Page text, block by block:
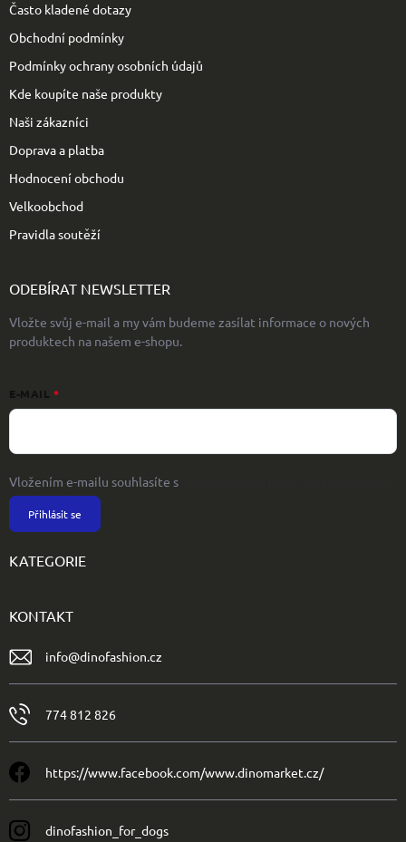
Často kladené dotazy
Obchodní podmínky
Podmínky ochrany osobních údajů
Kde koupíte naše produkty
Naši zákazníci
Doprava a platba
Hodnocení obchodu
Velkoobchod
Pravidla soutěží
ODEBÍRAT NEWSLETTER
Vložte svůj e-mail a my vám budeme zasílat informace o nových
produktech na našem e-shopu.
E-MAIL
Vložením e-mailu souhlasíte s
Přihlásit se
KATEGORIE
KONTAKT
info@dinofashion.cz
774 812 826
https://www.facebook.com/www.dinomarket.cz/
dinofashion_for_dogs